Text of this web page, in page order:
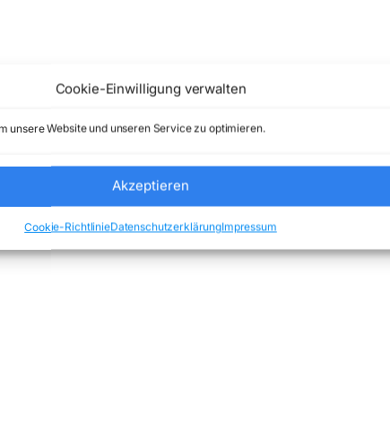
Cookie-Einwilligung verwalten
unsere Website und unseren Service zu optimieren.
Akzeptieren
Cookie-RichtlinieDatenschutzerklärungImpressum